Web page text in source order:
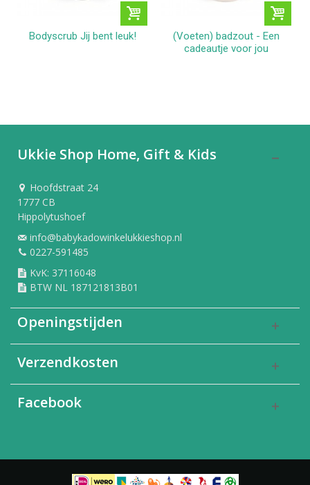
Bodyscrub Jij bent leuk!
(Voeten) badzout - Een
cadeautje voor jou
Ukkie Shop Home, Gift & Kids
Hoofdstraat 24
1777 CB
Hippolytushoef
info@babykadowinkelukkieshop.nl
0227-591485
KvK: 37116048
BTW NL 187121813B01
Openingstijden
Verzendkosten
Facebook